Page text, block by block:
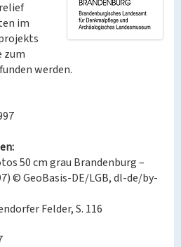
im
zum
werden.
50 cm grau Brandenburg –
© GeoBasis-DE/LGB, dl-de/by-
Felder, S. 116